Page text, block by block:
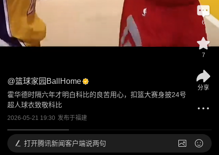
@篮球家园BallHome
霍华德时隔六年才明白科比的良苦用心，扣篮大赛身披24号
超人球衣致敬科比
2026-05-21 19:30 发布于福建
6
7
分享
打开腾讯新闻客户端说两句